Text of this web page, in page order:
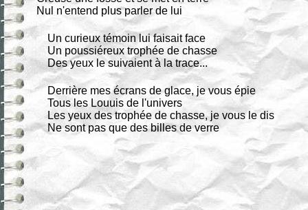
Nul n'entend plus parler de lui
Un curieux témoin lui faisait face
Un poussiéreux trophée de chasse
Des yeux le suivaient à la trace...
Derrière mes écrans de glace, je vous épie
Tous les Louuis de l'univers
Les yeux des trophée de chasse, je vous le dis
Ne sont pas que des billes de verre